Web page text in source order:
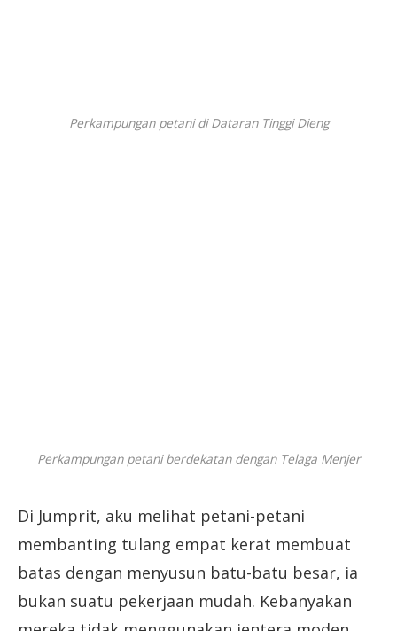
Perkampungan petani di Dataran Tinggi Dieng
Perkampungan petani berdekatan dengan Telaga Menjer
Di Jumprit, aku melihat petani-petani
membanting tulang empat kerat membuat
batas dengan menyusun batu-batu besar, ia
bukan suatu pekerjaan mudah. Kebanyakan